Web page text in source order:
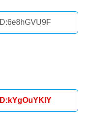
ID:6e8hGVU9F
ID:kYgOuYKlY